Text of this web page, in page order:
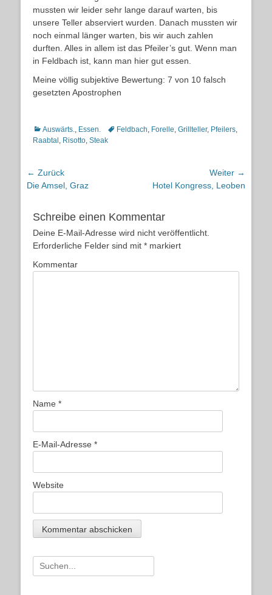
mussten wir leider sehr lange darauf warten, bis
unsere Teller abserviert wurden. Danach mussten wir
noch einmal länger warten, bis wir auch zahlen
durften. Alles in allem ist das Pfeiler’s gut. Wenn man
in Feldbach ist, kann man hier gut essen.
Meine völlig subjektive Bewertung: 7 von 10 falsch
gesetzten Apostrophen
Kategorien
Auswärts., Essen. Schlagworte
Feldbach, Forelle, Grillteller, Pfeilers,
Raabtal , Risotto, Steak
Beitragsnavigation
← Zurück
Vorheriger
Die Amsel, Graz
Weiter →
Nächster
Hotel Kongress, Leoben
Schreibe einen Kommentar
Deine E-Mail-Adresse wird nicht veröffentlicht.
Erforderliche Felder sind mit * markiert
Kommentar
Name *
E-Mail-Adresse *
Website
Suche
nach: